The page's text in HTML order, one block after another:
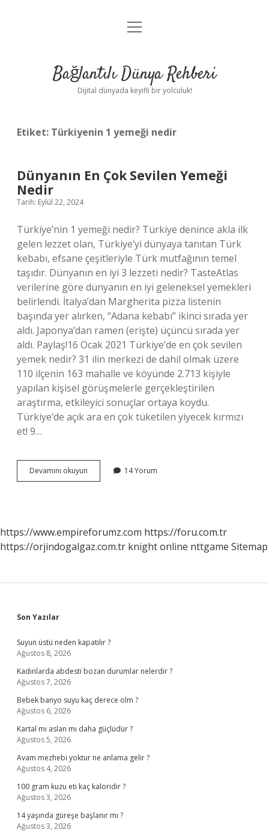
Anasayfa
Yasal Uyarı
menüyü
Bağlantılı Dünya Rehberi
Dijital dünyada keyifli bir yolculuk!
Etiket: Türkiyenin 1 yemeği nedir
Dünyanın En Çok Sevilen Yemeği
Nedir
Tarih: Eylül 22, 2024
Türkiye’nin 1 yemeği nedir? Türkiye denince akla ilk
gelen lezzet olan, Türkiye’yi dünyaya tanıtan Türk
kebabı, efsane çeşitleriyle Türk mutfağının temel
taşıdır. Dünyanın en iyi 3 lezzeti nedir? TasteAtlas
verilerine göre dünyanın en iyi geleneksel yemekleri
belirlendi. İtalya’dan Margherita pizza listenin
başında yer alırken, “Adana kebabı” ikinci sırada yer
aldı. Japonya’dan ramen (erişte) üçüncü sırada yer
aldı. Paylaş!16 Ocak 2021 Türkiye’de en çok sevilen
yemek nedir? 31 ilin merkezi de dahil olmak üzere
110 ilçenin 163 mahalle ve köyünde 2.713 kişiyle
yapılan kişisel görüşmelerle gerçekleştirilen
araştırma, etkileyici sonuçlar ortaya koydu.
Türkiye’de açık ara en çok tüketilen yiyecek kırmızı
et! 9…
Devamını okuyun Dünyanın
En
14 Yorum
https://www.empireforumz.com https://foru.com.tr
https://orjindogalgaz.com.tr knight online nttgame Sitemap
Sidebar
Son Yazılar
Suyun üstü neden kapatılır ?
Ağustos 8, 2026
Kadınlarda abdesti bozan durumlar nelerdir ?
Ağustos 7, 2026
Bebek banyo suyu kaç derece olm ?
Ağustos 6, 2026
Kartal mı aslan mı daha güçlüdür ?
Ağustos 5, 2026
Avam mezhebi yoktur ne anlama gelir ?
Ağustos 4, 2026
100 gram kuzu eti kaç kaloridir ?
Ağustos 3, 2026
14 yaşında güreşe başlanır mı ?
Ağustos 3, 2026